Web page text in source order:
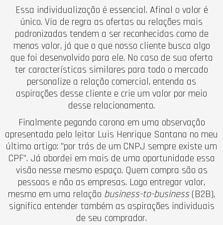
Essa individualização é essencial. Afinal o valor é
único. Via de regra as ofertas ou relações mais
padronizadas tendem a ser reconhecidas como de
menos valor, já que o que nosso cliente busca algo
que foi desenvolvido para ele. No caso de sua oferta
ter características similares para todo o mercado
personalize a relação comercial, entenda as
aspirações desse cliente e crie um valor por meio
desse relacionamento.
Finalmente pegando carona em uma observação
apresentada pelo leitor Luis Henrique Santana no meu
último artigo: "por trás de um CNPJ sempre existe um
CPF". Já abordei em mais de uma oportunidade essa
visão nesse mesmo espaço. Quem compra são as
pessoas e não as empresas. Logo entregar valor,
mesmo em uma relação business-to-business(B2B),
significa entender também as aspirações individuais
de seu comprador.